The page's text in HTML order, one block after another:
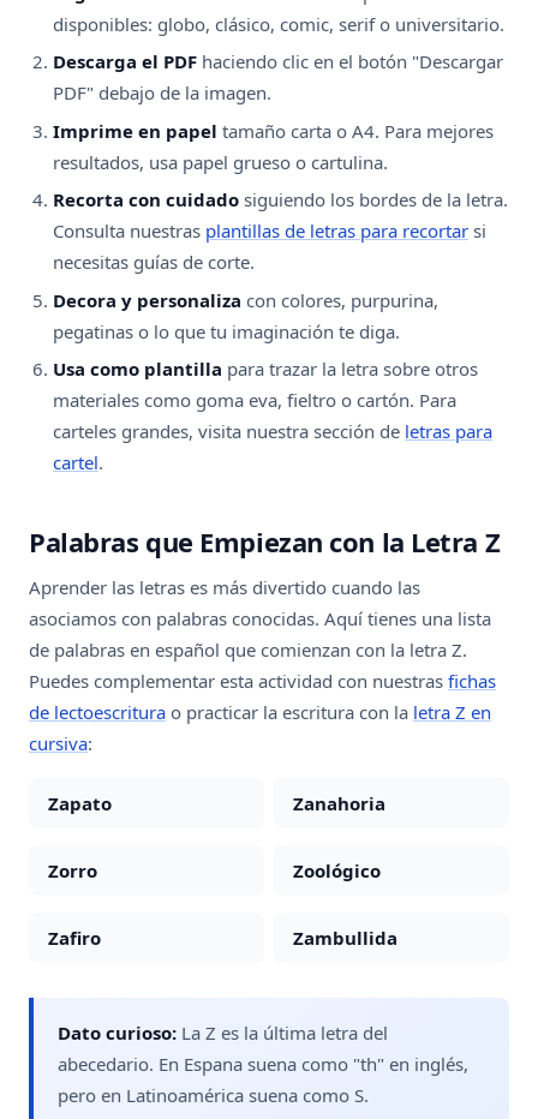
disponibles: globo, clásico, comic, serif o universitario.
Descarga el PDF haciendo clic en el botón "Descargar
PDF" debajo de la imagen.
Imprime en papel tamaño carta o A4. Para mejores
resultados, usa papel grueso o cartulina.
Recorta con cuidado siguiendo los bordes de la letra.
Consulta nuestras plantillas de letras para recortar si
necesitas guías de corte.
Decora y personaliza con colores, purpurina,
pegatinas o lo que tu imaginación te diga.
Usa como plantilla para trazar la letra sobre otros
materiales como goma eva, fieltro o cartón. Para
carteles grandes, visita nuestra sección de letras para
cartel.
Palabras que Empiezan con la Letra Z
Aprender las letras es más divertido cuando las
asociamos con palabras conocidas. Aquí tienes una lista
de palabras en español que comienzan con la letra Z.
Puedes complementar esta actividad con nuestras fichas
de lectoescritura o practicar la escritura con la letra Z en
cursiva:
Zapato Zanahoria
Zorro Zoológico
Zafiro Zambullida
Dato curioso: La Z es la última letra del
abecedario. En Espana suena como "th" en inglés,
pero en Latinoamérica suena como S.